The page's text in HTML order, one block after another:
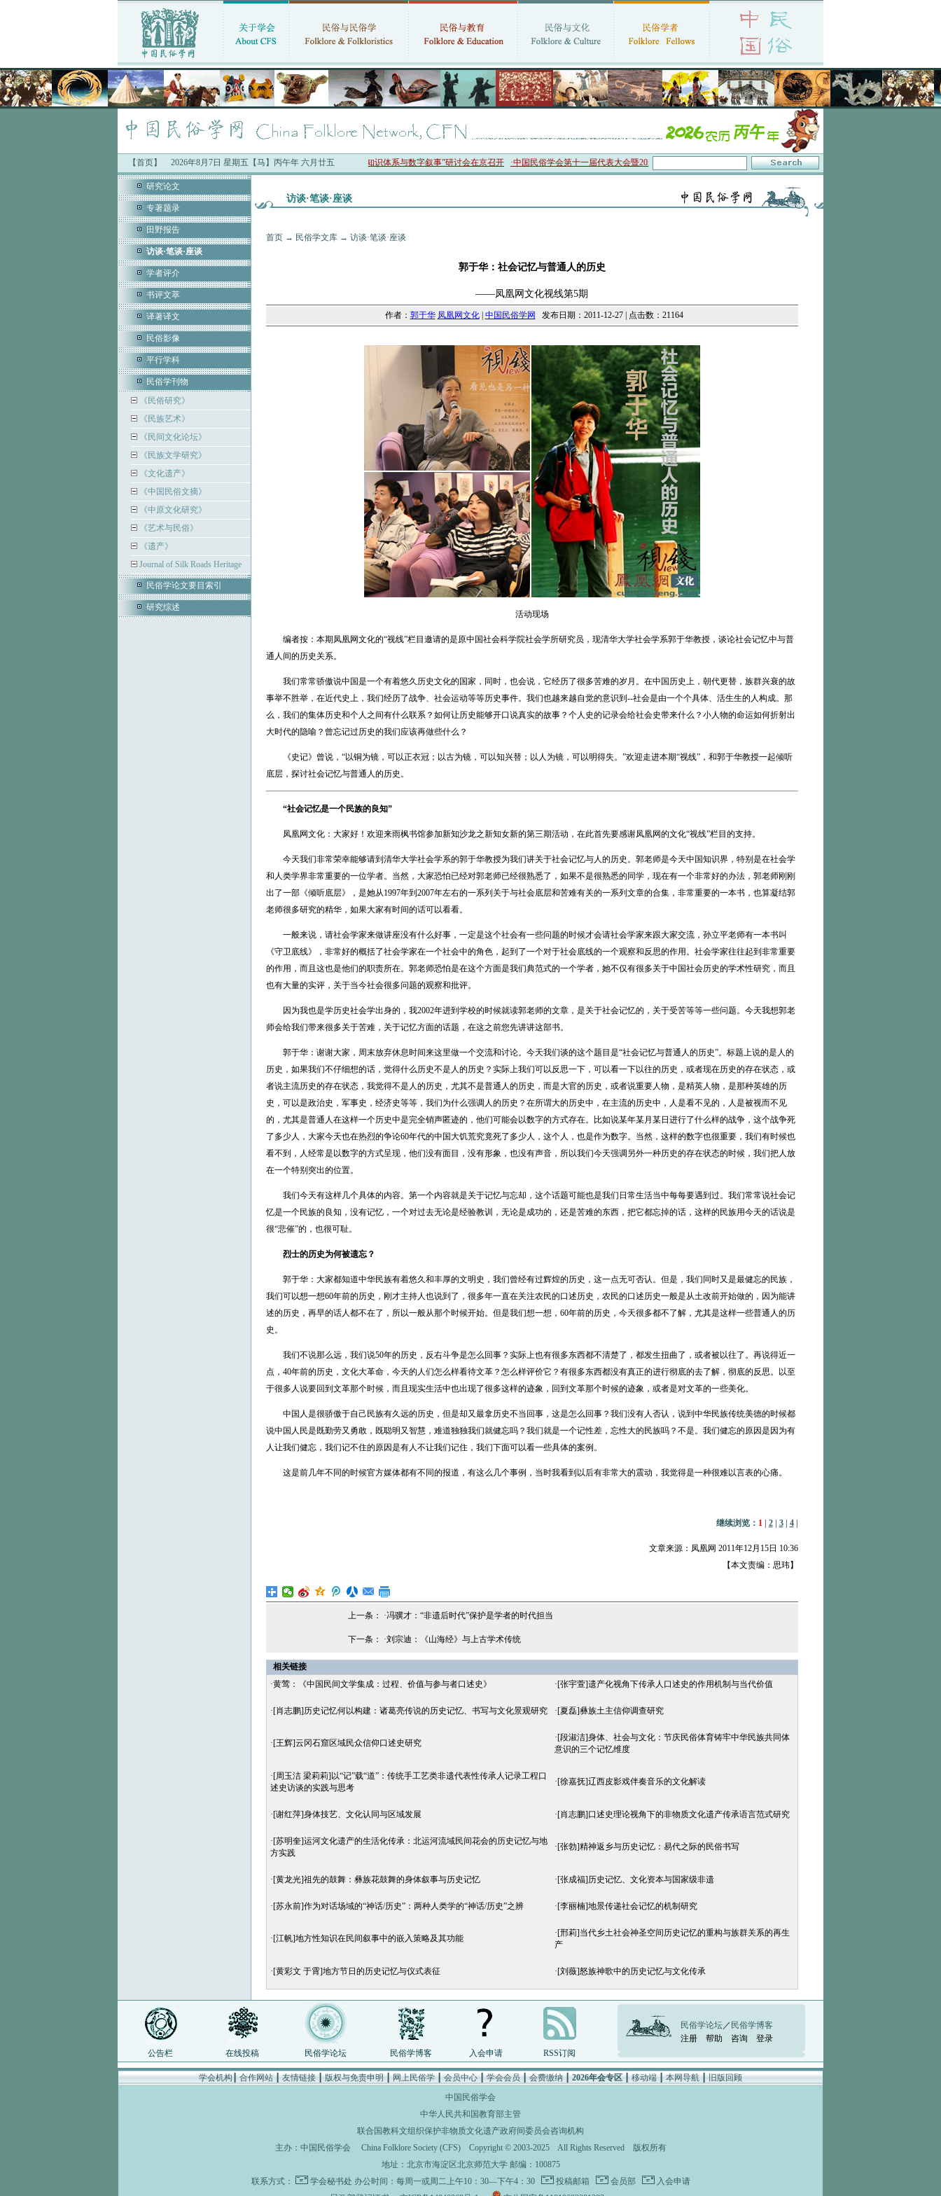
【首页】 2026年8月7日 星期五【马】丙午年 六月廿五
中国民俗学会最新公告：·“中国人的时间：二十四节气知识体系与数字叙事”研讨会在京召开 ·中国民俗学会第十一届代表大会暨2026年年会征文启事 ·保护非物质文化遗产政府间委员会通过中国民俗学会咨询地位复
研究论文
专著题录
田野报告
访谈·笔谈·座谈
学者评介
书评文萃
译著译文
民俗影像
平行学科
民俗学刊物
《民俗研究》
《民族艺术》
《民间文化论坛》
《民族文学研究》
《文化遗产》
《中国民俗文摘》
《中原文化研究》
《艺术与民俗》
《遗产》
Journal of Silk Roads Heritage
民俗学论文要目索引
研究综述
访谈·笔谈·座谈
首页→ 民俗学文库→ 访谈·笔谈·座谈
郭于华：社会记忆与普通人的历史
——凤凰网文化视线第5期
作者： 郭于华 凤凰网文化| 中国民俗学网 发布日期：2011-12-27 | 点击数：21164
活动现场
编者按：本期凤凰网文化的“视线”栏目邀请的是原中国社会科学院社会学所研究员，现清华大学社会学系郭于华教授，谈论社会记忆中与普
通人间的历史关系。
我们常常骄傲说中国是一个有着悠久历史文化的国家，同时，也会说，它经历了很多苦难的岁月。在中国历史上，朝代更替，族群兴衰的故
事举不胜举，在近代史上，我们经历了战争、社会运动等等历史事件。我们也越来越自觉的意识到--社会是由一个个具体、活生生的人构成。那
么，我们的集体历史和个人之间有什么联系？如何让历史能够开口说真实的故事？个人史的记录会给社会史带来什么？小人物的命运如何折射出
大时代的隐喻？曾忘记过历史的我们应该再做些什么？
《史记》曾说，“以铜为镜，可以正衣冠；以古为镜，可以知兴替；以人为镜，可以明得失。”欢迎走进本期“视线”，和郭于华教授一起倾听
底层，探讨社会记忆与普通人的历史。
“社会记忆是一个民族的良知”
凤凰网文化：大家好！欢迎来雨枫书馆参加新知沙龙之新知女新的第三期活动，在此首先要感谢凤凰网的文化“视线”栏目的支持。
今天我们非常荣幸能够请到清华大学社会学系的郭于华教授为我们讲关于社会记忆与人的历史。郭老师是今天中国知识界，特别是在社会学
和人类学界非常重要的一位学者。当然，大家恐怕已经对郭老师已经很熟悉了，如果不是很熟悉的同学，现在有一个非常好的办法，郭老师刚刚
出了一部《倾听底层》，是她从1997年到2007年左右的一系列关于与社会底层和苦难有关的一系列文章的合集，非常重要的一本书，也算凝结郭
老师很多研究的精华，如果大家有时间的话可以看看。
一般来说，请社会学家来做讲座没有什么好事，一定是这个社会有一些问题的时候才会请社会学家来跟大家交流，孙立平老师有一本书叫
《守卫底线》，非常好的概括了社会学家在一个社会中的角色，起到了一个对于社会底线的一个观察和反思的作用。社会学家往往起到非常重要
的作用，而且这也是他们的职责所在。郭老师恐怕是在这个方面是我们典范式的一个学者，她不仅有很多关于中国社会历史的学术性研究，而且
也有大量的实评，关于当今社会很多问题的观察和批评。
因为我也是学历史社会学出身的，我2002年进到学校的时候就读郭老师的文章，是关于社会记忆的，关于受苦等等一些问题。今天我想郭老
师会给我们带来很多关于苦难，关于记忆方面的话题，在这之前您先讲讲这部书。
郭于华：谢谢大家，周末放弃休息时间来这里做一个交流和讨论。今天我们谈的这个题目是“社会记忆与普通人的历史”。标题上说的是人的
历史，如果我们不仔细想的话，觉得什么历史不是人的历史？实际上我们可以反思一下，可以看一下以往的历史，或者现在历史的存在状态，或
者说主流历史的存在状态，我觉得不是人的历史，尤其不是普通人的历史，而是大官的历史，或者说重要人物，是精英人物，是那种英雄的历
史，可以是政治史，军事史，经济史等等，我们为什么强调人的历史？在所谓大的历史中，在主流的历史中，人是看不见的，人是被视而不见
的，尤其是普通人在这样一个历史中是完全销声匿迹的，他们可能会以数字的方式存在。比如说某年某月某日进行了什么样的战争，这个战争死
了多少人，大家今天也在热烈的争论60年代的中国大饥荒究竟死了多少人，这个人，也是作为数字。当然，这样的数字也很重要，我们有时候也
看不到，人经常是以数字的方式呈现，他们没有面目，没有形象，也没有声音，所以我们今天强调另外一种历史的存在状态的时候，我们把人放
在一个特别突出的位置。
我们今天有这样几个具体的内容。第一个内容就是关于记忆与忘却，这个话题可能也是我们日常生活当中每每要遇到过。我们常常说社会记
忆是一个民族的良知，没有记忆，一个对过去无论是经验教训，无论是成功的，还是苦难的东西，把它都忘掉的话，这样的民族用今天的话说是
很“悲催”的，也很可耻。
烈士的历史为何被遗忘？
郭于华：大家都知道中华民族有着悠久和丰厚的文明史，我们曾经有过辉煌的历史，这一点无可否认。但是，我们同时又是最健忘的民族，
我们可以想一想60年前的历史，刚才主持人也说到了，很多年一直在关注农民的口述历史，农民的口述历史一般是从土改前开始做的，因为能讲
述的历史，再早的话人都不在了，所以一般从那个时候开始。但是我们想一想，60年前的历史，今天很多都不了解，尤其是这样一些普通人的历
史。
我们不说那么远，我们说50年的历史，反右斗争是怎么回事？实际上也有很多东西都不清楚了，都发生扭曲了，或者被以往了。再说得近一
点，40年前的历史，文化大革命，今天的人们怎么样看待文革？怎么样评价它？有很多东西都没有真正的进行彻底的去了解，彻底的反思。以至
于很多人说要回到文革那个时候，而且现实生活中也出现了很多这样的迹象，回到文革那个时候的迹象，或者是对文革的一些美化。
中国人是很骄傲于自己民族有久远的历史，但是却又最拿历史不当回事，这是怎么回事？我们没有人否认，说到中华民族传统美德的时候都
说中国人民是既勤劳又勇敢，既聪明又智慧，难道独独我们就健忘吗？我们就是一个记性差，忘性大的民族吗？不是。我们健忘的原因是因为有
人让我们健忘，我们记不住的原因是有人不让我们记住，我们下面可以看一些具体的案例。
这是前几年不同的时候官方媒体都有不同的报道，有这么几个事例，当时我看到以后有非常大的震动，我觉得是一种很难以言表的心痛。
继续浏览： 1| 2| 3| 4|
文章来源：凤凰网 2011年12月15日 10:36
【本文责编：思玮】
上一条： ·冯骥才：“非遗后时代”保护是学者的时代担当
下一条： ·刘宗迪：《山海经》与上古学术传统
相关链接
·黄莺：《中国民间文学集成：过程、价值与参与者口述史》 ·[张宇萱]遗产化视角下传承人口述史的作用机制与当代价值
·[肖志鹏]历史记忆何以构建：诸葛亮传说的历史记忆、书写与文化景观研究 ·[夏磊]彝族土主信仰调查研究
·[王辉]云冈石窟区域民众信仰口述史研究
·[段淑洁]身体、社会与文化：节庆民俗体育铸牢中华民族共同体
意识的三个记忆维度
·[周玉洁 梁莉莉]以“记”载“道”：传统手工艺类非遗代表性传承人记录工程口
述史访谈的实践与思考
·[徐嘉抚]辽西皮影戏伴奏音乐的文化解读
·[谢红萍]身体技艺、文化认同与区域发展 ·[肖志鹏]口述史理论视角下的非物质文化遗产传承语言范式研究
·[苏明奎]运河文化遗产的生活化传承：北运河流域民间花会的历史记忆与地
方实践
·[张勃]精神返乡与历史记忆：易代之际的民俗书写
·[黄龙光]祖先的鼓舞：彝族花鼓舞的身体叙事与历史记忆 ·[张成福]历史记忆、文化资本与国家级非遗
·[苏永前]作为对话场域的“神话/历史”：两种人类学的“神话/历史”之辨 ·[李丽楠]地景传递社会记忆的机制研究
·[江帆]地方性知识在民间叙事中的嵌入策略及其功能
·[邢莉]当代乡土社会神圣空间历史记忆的重构与族群关系的再生
产
·[黄彩文 于霄]地方节日的历史记忆与仪式表征 ·[刘薇]怒族神歌中的历史记忆与文化传承
公告栏 在线投稿 民俗学论坛 民俗学博客 入会申请 RSS订阅
民俗学论坛／ 民俗学博客
注册
帮助 咨询 登录
学会机构┃合作网站┃友情链接┃版权与免责申明┃网上民俗学┃会员中心┃学会会员┃会费缴纳┃2026年会专区┃移动端┃本网导航┃旧版回顾
中国民俗学会
中华人民共和国教育部主管
联合国教科文组织保护非物质文化遗产政府间委员会咨询机构
主办： 中国民俗学会 China Folklore Society (CFS)Copyright © 2003-2025 All Rights Reserved 版权所有
地址：北京市海淀区北京师范大学 邮编：100875
联系方式：
学会秘书处 办公时间：每周一或周二上午10：30—下午4：30 投稿邮箱 会员部
入会申请